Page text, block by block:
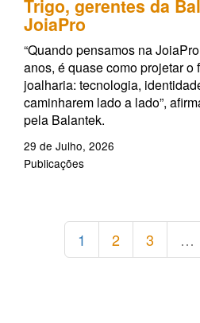
Trigo, gerentes da
JoiaPro
“Quando pensamos na
anos, é quase como projetar o
joalharia: tecnologia,
caminharem lado a lado”,
pela Balantek.
29 de Julho, 2026
Publicações
1 2 3 …